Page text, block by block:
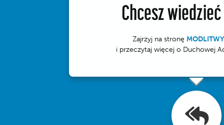
Chcesz
Zajrzyj na stronę
i przeczytaj więcej o Duchowej